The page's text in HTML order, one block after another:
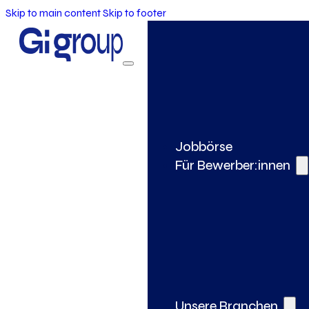
Skip to main contentSkip to footer
Jobbörse
Für Bewerber:innen